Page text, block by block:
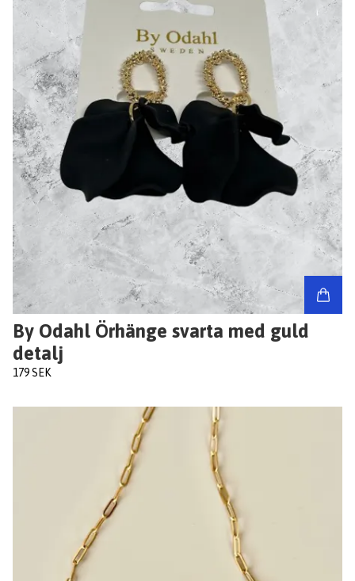
By Odahl Örhänge svarta med guld
detalj
179 SEK